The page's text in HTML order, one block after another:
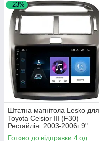
–23%
Штатна магнітола Lesko для
Toyota Celsior III (F30)
Рестайлінг 2003-2006г 9"
1/16Gb Wi-Fi GPS Base
Готово до відправки 4 од.